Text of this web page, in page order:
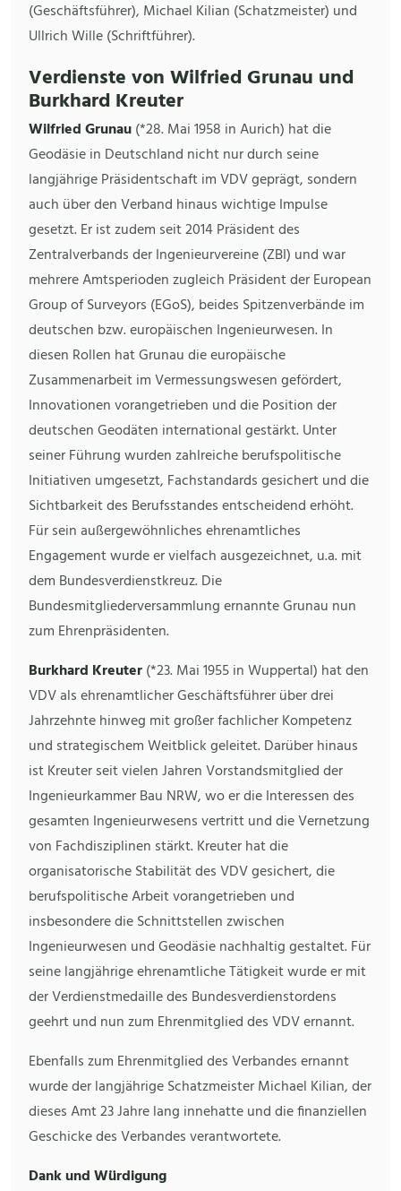
(Geschäftsführer), Michael Kilian (Schatzmeister) und
Ullrich Wille (Schriftführer).
Verdienste von Wilfried Grunau und
Burkhard Kreuter
Wilfried Grunau(*28. Mai 1958 in Aurich) hat die
Geodäsie in Deutschland nicht nur durch seine
langjährige Präsidentschaft im VDV geprägt, sondern
auch über den Verband hinaus wichtige Impulse
gesetzt. Er ist zudem seit 2014 Präsident des
Zentralverbands der Ingenieurvereine (ZBI) und war
mehrere Amtsperioden zugleich Präsident der European
Group of Surveyors (EGoS), beides Spitzenverbände im
deutschen bzw. europäischen Ingenieurwesen. In
diesen Rollen hat Grunau die europäische
Zusammenarbeit im Vermessungswesen gefördert,
Innovationen vorangetrieben und die Position der
deutschen Geodäten international gestärkt. Unter
seiner Führung wurden zahlreiche berufspolitische
Initiativen umgesetzt, Fachstandards gesichert und die
Sichtbarkeit des Berufsstandes entscheidend erhöht.
Für sein außergewöhnliches ehrenamtliches
Engagement wurde er vielfach ausgezeichnet, u.a. mit
dem Bundesverdienstkreuz. Die
Bundesmitgliederversammlung ernannte Grunau nun
zum Ehrenpräsidenten.
Burkhard Kreuter(*23. Mai 1955 in Wuppertal) hat den
VDV als ehrenamtlicher Geschäftsführer über drei
Jahrzehnte hinweg mit großer fachlicher Kompetenz
und strategischem Weitblick geleitet. Darüber hinaus
ist Kreuter seit vielen Jahren Vorstandsmitglied der
Ingenieurkammer Bau NRW, wo er die Interessen des
gesamten Ingenieurwesens vertritt und die Vernetzung
von Fachdisziplinen stärkt. Kreuter hat die
organisatorische Stabilität des VDV gesichert, die
berufspolitische Arbeit vorangetrieben und
insbesondere die Schnittstellen zwischen
Ingenieurwesen und Geodäsie nachhaltig gestaltet. Für
seine langjährige ehrenamtliche Tätigkeit wurde er mit
der Verdienstmedaille des Bundesverdienstordens
geehrt und nun zum Ehrenmitglied des VDV ernannt.
Ebenfalls zum Ehrenmitglied des Verbandes ernannt
wurde der langjährige Schatzmeister Michael Kilian, der
dieses Amt 23 Jahre lang innehatte und die finanziellen
Geschicke des Verbandes verantwortete.
Dank und Würdigung